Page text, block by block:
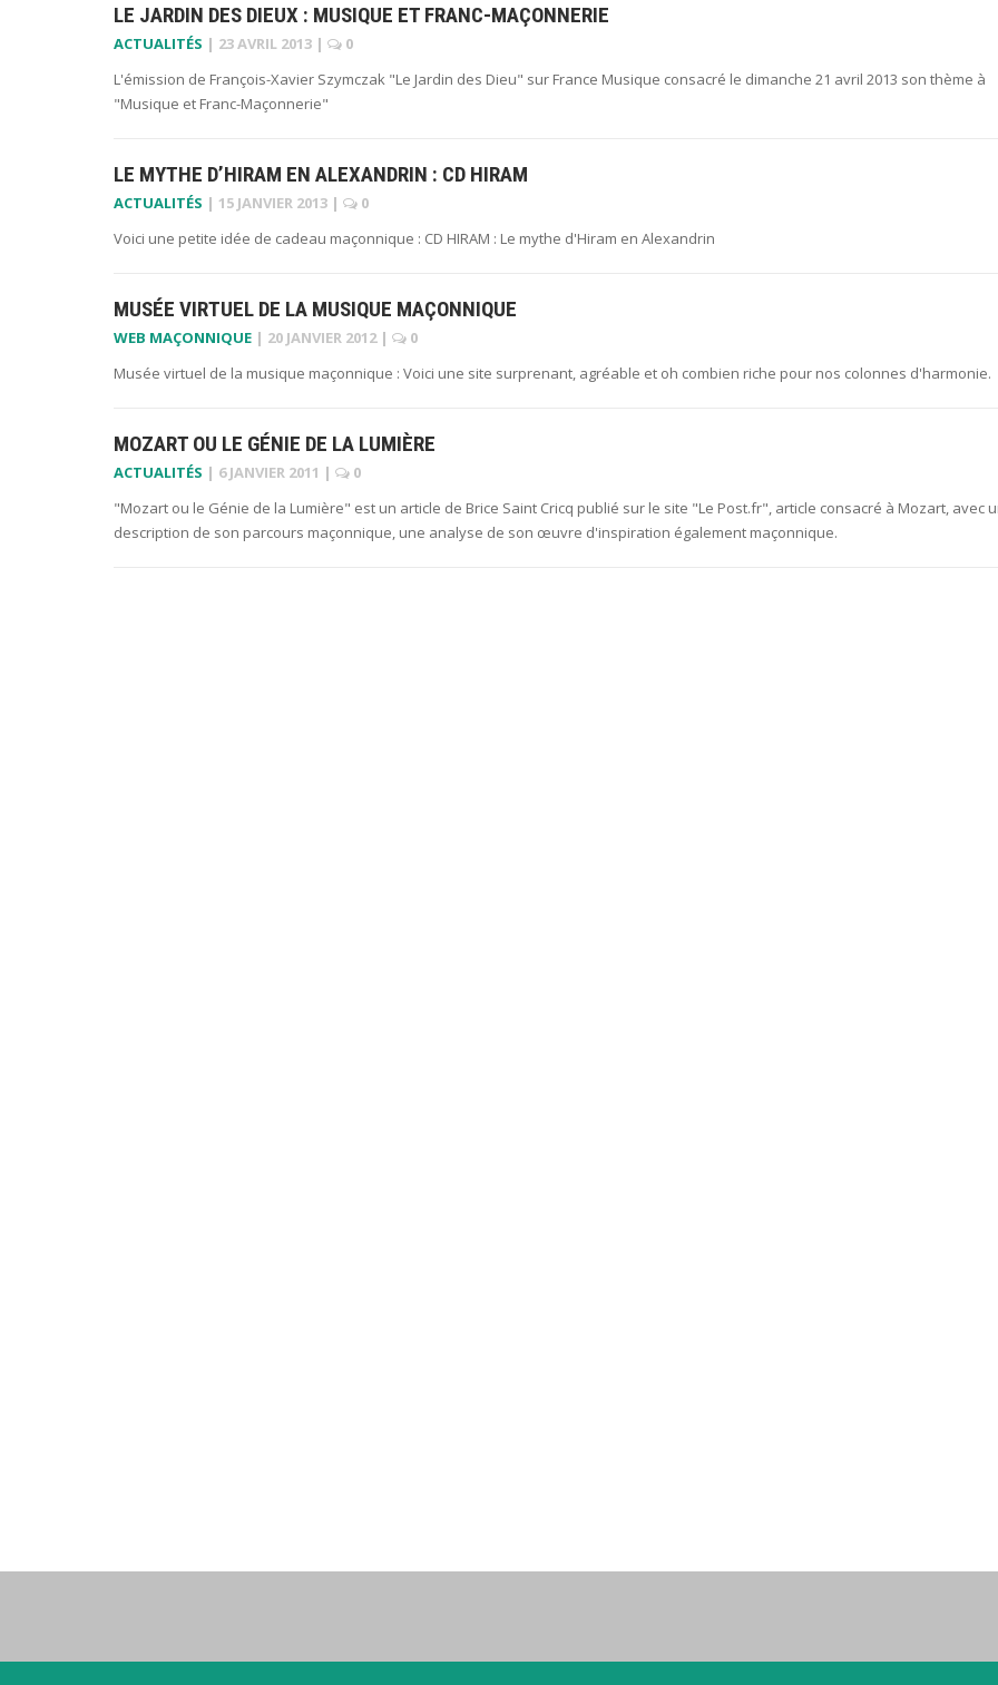
LE JARDIN DES DIEUX : MUSIQUE ET FRANC-MAÇONNERIE
ACTUALITÉS | 23 AVRIL 2013 |
0
L'émission de François-Xavier Szymczak "Le Jardin des Dieu" sur France Musique consacré le dimanche 21 avril 2013 son thème à
"Musique et Franc-Maçonnerie"
LE MYTHE D’HIRAM EN ALEXANDRIN : CD HIRAM
ACTUALITÉS | 15 JANVIER 2013 |
0
Voici une petite idée de cadeau maçonnique : CD HIRAM : Le mythe d'Hiram en Alexandrin
MUSÉE VIRTUEL DE LA MUSIQUE MAÇONNIQUE
WEB MAÇONNIQUE | 20 JANVIER 2012 |
0
Musée virtuel de la musique maçonnique : Voici une site surprenant, agréable et oh combien riche pour nos colonnes d'harmonie.
MOZART OU LE GÉNIE DE LA LUMIÈRE
ACTUALITÉS | 6 JANVIER 2011 |
0
"Mozart ou le Génie de la Lumière" est un article de Brice Saint Cricq publié sur le site "Le Post.fr", article consacré à Mozart, avec
description de son parcours maçonnique, une analyse de son œuvre d'inspiration également maçonnique.